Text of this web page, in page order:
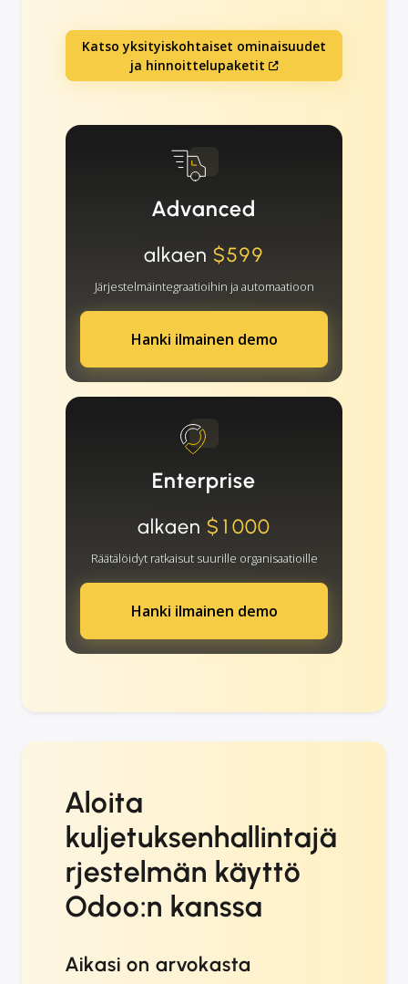
Katso yksityiskohtaiset ominaisuudet
ja hinnoittelupaketit
Advanced
alkaen $599
Järjestelmäintegraatioihin ja automaatioon
Hanki ilmainen demo
Enterprise
alkaen $1000
Räätälöidyt ratkaisut suurille organisaatioille
Hanki ilmainen demo
Aloita
kuljetuksenhallintajä
rjestelmän käyttö
Odoo:n kanssa
Aikasi on arvokasta